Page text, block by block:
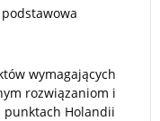
podstawowa
wymagających
rozwiązaniom i
punktach Holandii